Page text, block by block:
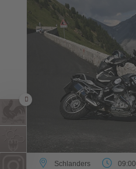
Schlanders
09:00